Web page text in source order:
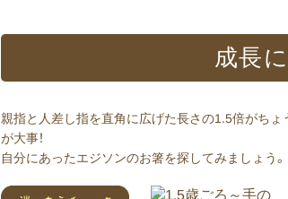
成長
親指と人差し指を直角に広げた長さの1.5倍がち
が大事！
自分にあったエジソンのお箸を探してみましょう。